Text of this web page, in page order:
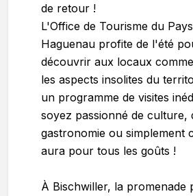
de retour !
L'Office de Tourisme du
Haguenau profite de l'été
découvrir aux locaux
les aspects insolites du
un programme de visites
soyez passionné de culture,
gastronomie ou simplement
aura pour tous les goûts !
À Bischwiller, la promenade